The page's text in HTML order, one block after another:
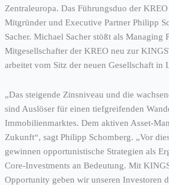
Zentraleuropa. Das Führungsduo der
Mitgründer und Executive Partner Philipp
Sacher. Michael Sacher stößt als Managing
Mitgesellschafter der KREO neu zur
arbeitet vom Sitz der neuen Gesellschaft in
„Das steigende Zinsniveau und die
sind Auslöser für einen tiefgreifenden
Immobilienmarktes. Dem aktiven Asset-
Zukunft“, sagt Philipp Schomberg. „Vor
gewinnen opportunistische Strategien als
Core-Investments an Bedeutung. Mit
Opportunity geben wir unseren Investoren